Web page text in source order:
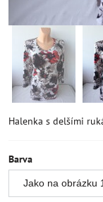
Halenka s delšími
Barva